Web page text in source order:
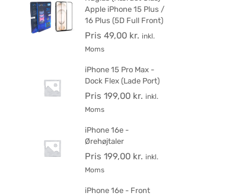
Apple iPhone 15 Plus /
16 Plus (5D Full Front)
Pris 49,00 kr. inkl.
Moms
iPhone 15 Pro Max -
Dock Flex (Lade Port)
Pris 199,00 kr. inkl.
Moms
iPhone 16e -
Ørehøjtaler
Pris 199,00 kr. inkl.
Moms
iPhone 16e - Front